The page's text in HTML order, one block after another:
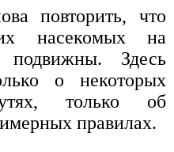
повторить, что
насекомых на
Здесь
о некоторых
только об
правилах.